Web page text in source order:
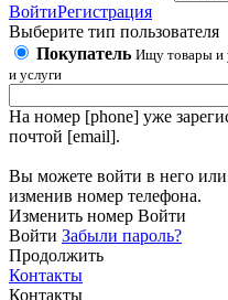
ВойтиРегистрация
Выберите тип пользователя
Покупатель Ищу товары и
и услуги
На номер [phone] уже
почтой [email].
Вы можете войти в него
изменив номер телефона.
Изменить номер Войти
Войти Забыли пароль?
Продолжить
Контакты
Контакты